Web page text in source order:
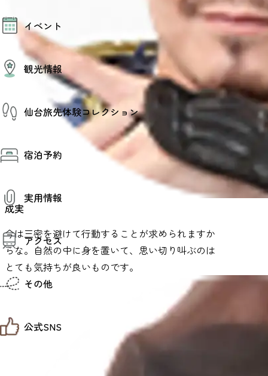
AIおまかせコース
オリジナルプラン
みんなの旅行記
イベント
イベント情報
その他イベント情報（音楽・展示会）
スポーツ情報
コンベンション情報
観光情報
観光スポット
温泉
美味いもの
季節のイベント
プロスポーツチーム・プロオーケストラ
仙台の銘品
仙台観光マップ
仙台旅先体験コレクション
仙台旅先体験コレクション
体験プログラム検索（予約）
体験事業者からのお知らせ
体験事業者
宿泊予約
実用情報
観光案内
お役立ち情報
観光アプリ
仙台観光マップ
アクセス
仙台までの経路検索
市内の交通情報
その他
お問い合わせ
せんだい旅日和とは
公式SNS
せんだい旅日和 Instagram
成実
今は三密を避けて行動することが求められますか
らな。自然の中に身を置いて、思い切り叫ぶのは
とても気持ちが良いものです。